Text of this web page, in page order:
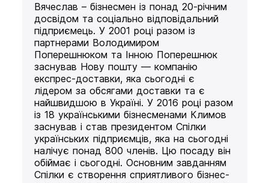
Вячеслав – бізнесмен із понад 20-річним
досвідом та соціально відповідальний
підприємець. У 2001 році разом із
партнерами Володимиром
Поперешнюком та Інною Поперешнюк
заснував Нову пошту — компанію
експрес-доставки, яка сьогодні є
лідером за обсягами доставки та є
найшвидшою в Україні. У 2016 році разом
із 18 українськими бізнесменами Климов
заснував і став президентом Спілки
українських підприємців, яка на сьогодні
налічує понад 800 членів. Цю посаду він
обіймає і сьогодні. Основним завданням
Спілки є створення сприятливого бізнес-